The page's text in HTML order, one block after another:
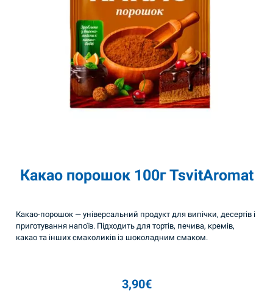
Какао порошок 100г TsvitAromat
Какао-порошок — універсальний продукт для випічки, десертів і
приготування напоїв. Підходить для тортів, печива, кремів,
какао та інших смаколиків із шоколадним смаком.
3,90€